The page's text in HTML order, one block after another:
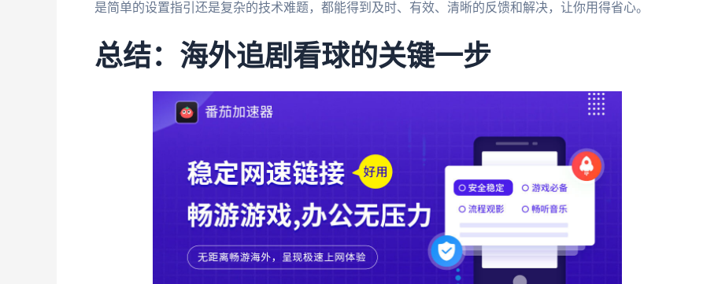
是简单的设置指引还是复杂的技术难题，都能得到及时、有效、清晰的反馈和解决，让你用得省心。
总结：海外追剧看球的关键一步